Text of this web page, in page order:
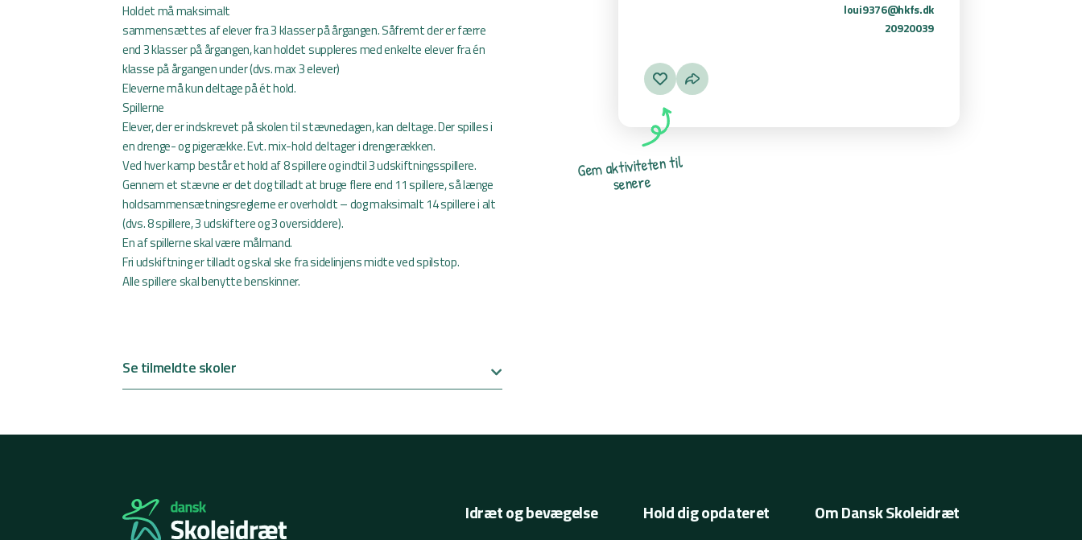
loui9376@hkfs.dk
20920039
Gemaktivitetentil
senere
Holdet må maksimalt
sammensættes af elever fra 3 klasser på årgangen. Såfremt der er færre
end 3 klasser på årgangen, kan holdet suppleres med enkelte elever fra én
klasse på årgangen under (dvs. max 3 elever)
Eleverne må kun deltage på ét hold.
Spillerne
Elever, der er indskrevet på skolen til stævnedagen, kan deltage. Der spilles i
en drenge- og pigerække. Evt. mix-hold deltager i drengerækken.
Ved hver kamp består et hold af 8 spillere og indtil 3 udskiftningsspillere.
Gennem et stævne er det dog tilladt at bruge flere end 11 spillere, så længe
holdsammensætningsreglerne er overholdt – dog maksimalt 14 spillere i alt
(dvs. 8 spillere, 3 udskiftere og 3 oversiddere).
En af spillerne skal være målmand.
Fri udskiftning er tilladt og skal ske fra sidelinjens midte ved spilstop.
Alle spillere skal benytte benskinner.
Se tilmeldte skoler
Idræt og bevægelse Hold dig opdateret Om Dansk Skoleidræt